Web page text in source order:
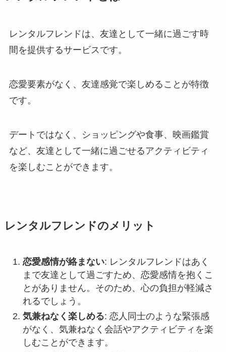
レンタルフレンドは、友達として一緒に過ごす時
間を提供するサービスです。
恋愛要素がなく、友達感覚で楽しめることが特徴
です。
デートではなく、ショッピングや食事、映画鑑賞
など、友達として一緒に過ごせるアクティビティ
を楽しむことができます。
レンタルフレンドのメリット
恋愛感情が絡まない: レンタルフレンドはあく
まで友達として過ごすため、恋愛感情を抱くこ
とがありません。そのため、心の負担が軽減さ
れるでしょう。
気兼ねなく楽しめる: 恋人同士のような緊張感
がなく、気兼ねなく会話やアクティビティを楽
しむことができます。